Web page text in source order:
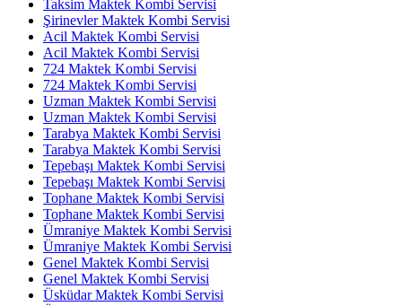
Taksim Maktek Kombi Servisi
Şirinevler Maktek Kombi Servisi
Acil Maktek Kombi Servisi
Acil Maktek Kombi Servisi
724 Maktek Kombi Servisi
724 Maktek Kombi Servisi
Uzman Maktek Kombi Servisi
Uzman Maktek Kombi Servisi
Tarabya Maktek Kombi Servisi
Tarabya Maktek Kombi Servisi
Tepebaşı Maktek Kombi Servisi
Tepebaşı Maktek Kombi Servisi
Tophane Maktek Kombi Servisi
Tophane Maktek Kombi Servisi
Ümraniye Maktek Kombi Servisi
Ümraniye Maktek Kombi Servisi
Genel Maktek Kombi Servisi
Genel Maktek Kombi Servisi
Üsküdar Maktek Kombi Servisi